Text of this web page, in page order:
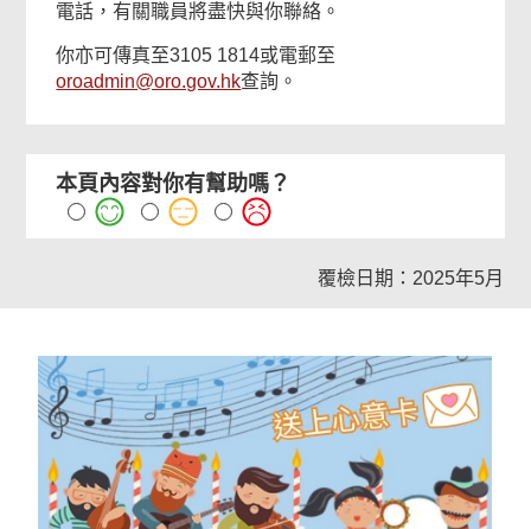
電話，有關職員將盡快與你聯絡。
你亦可傳真至3105 1814或電郵至
oroadmin@oro.gov.hk查詢。
本頁內容對你有幫助嗎？
覆檢日期：2025年5月